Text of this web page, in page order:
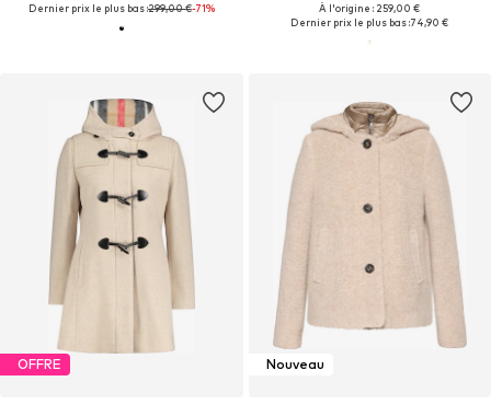
Dernier prix le plus bas :299,00 €-71%
À l'origine : 259,00 €
Dernier prix le plus bas :74,90 €
OFFRE Nouveau